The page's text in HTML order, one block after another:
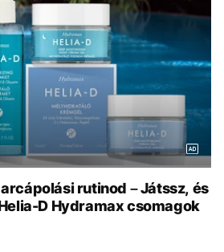
UTAZÁS
DESIGN
ARCOK
TÖRTÉNETEK
rutinod – Játssz, és
D Hydramax csomagok